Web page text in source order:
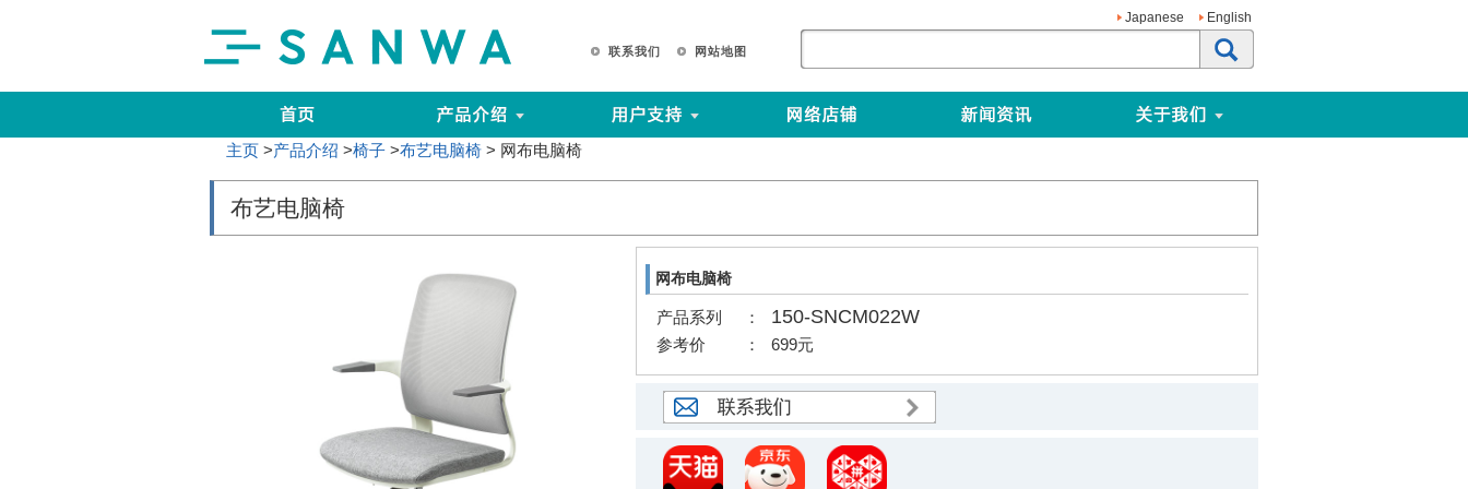
English
Japanese
联 系 我 们 网 站 地 图
主页 >产品介绍 >椅子 >布艺电脑椅 > 网布电脑椅
布艺电脑椅
网布电脑椅
产品系列 ： 150-SNCM022W
参考价 ： 699元